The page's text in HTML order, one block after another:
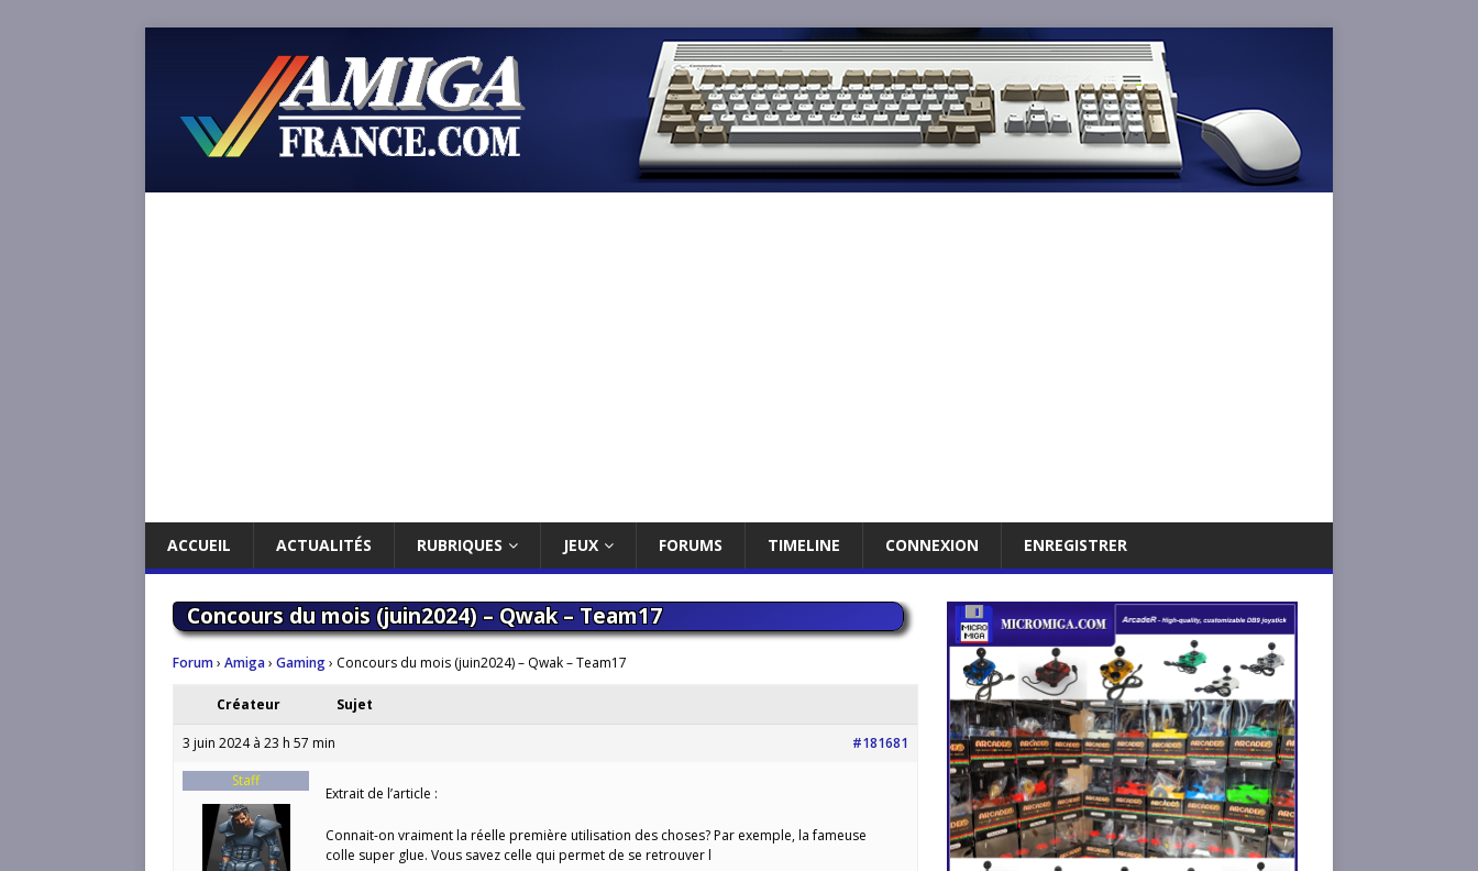
ACCUEIL ACTUALITÉS RUBRIQUES JEUX FORUMS TIMELINE CONNEXION ENREGISTRER
Concours du mois (juin2024) – Qwak – Team17
Forum› Amiga› Gaming› Concours du mois (juin2024) – Qwak – Team17
Créateur Sujet
3 juin 2024 à 23 h 57 min
#181681
Staff
Extrait de l’article :
Connait-on vraiment la réelle première utilisation des choses? Par exemple, la fameuse
colle super glue. Vous savez celle qui permet de se retrouver l